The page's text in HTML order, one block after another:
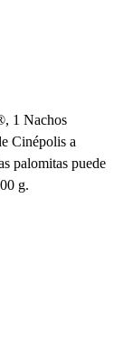
1 Nachos
Cinépolis a
palomitas puede
g.